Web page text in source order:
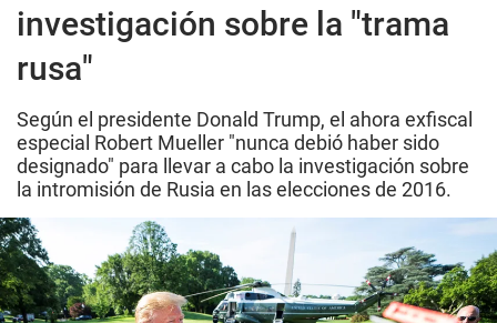
investigación sobre la "trama
rusa"
Según el presidente Donald Trump, el ahora exfiscal
especial Robert Mueller "nunca debió haber sido
designado" para llevar a cabo la investigación sobre
la intromisión de Rusia en las elecciones de 2016.